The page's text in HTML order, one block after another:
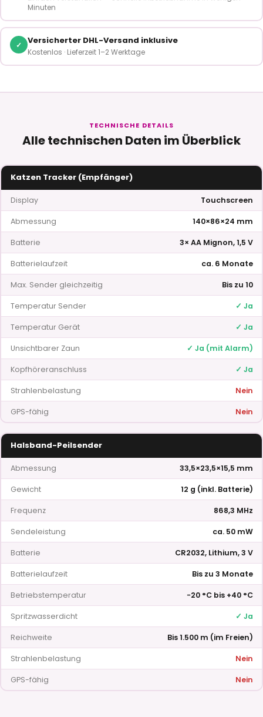
Minuten
✓ Versicherter DHL-Versand inklusive
Kostenlos · Lieferzeit 1–2 Werktage
TECHNISCHE DETAILS
Alle technischen Daten im Überblick
Katzen Tracker (Empfänger)
Display Touchscreen
Abmessung 140×86×24 mm
Batterie 3× AA Mignon, 1,5 V
Batterielaufzeit ca. 6 Monate
Max. Sender gleichzeitig Bis zu 10
Temperatur Sender ✓ Ja
Temperatur Gerät ✓ Ja
Unsichtbarer Zaun ✓ Ja (mit Alarm)
Kopfhöreranschluss ✓ Ja
Strahlenbelastung Nein
GPS-fähig Nein
Halsband-Peilsender
Abmessung 33,5×23,5×15,5 mm
Gewicht 12 g (inkl. Batterie)
Frequenz 868,3 MHz
Sendeleistung ca. 50 mW
Batterie CR2032, Lithium, 3 V
Batterielaufzeit Bis zu 3 Monate
Betriebstemperatur −20 °C bis +40 °C
Spritzwasserdicht ✓ Ja
Reichweite Bis 1.500 m (im Freien)
Strahlenbelastung Nein
GPS-fähig Nein